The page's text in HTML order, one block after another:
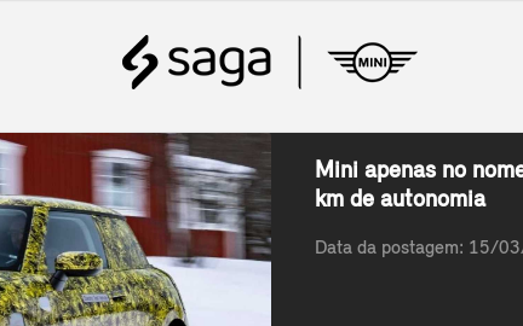
Mini apenas no
km de autonomia
Data da postagem: 15/